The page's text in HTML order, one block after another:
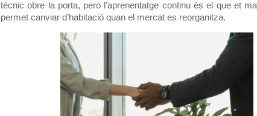
tècnic obre la porta, però l’aprenentatge continu és el que et
permet canviar d’habitació quan el mercat es reorganitza.